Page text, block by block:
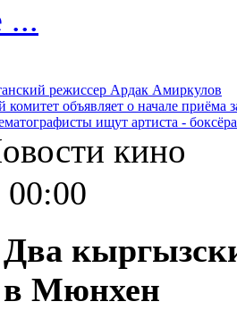
...
режиссер Ардак Амиркулов
объявляет о начале приёма
ищут артиста -
кино
00:00
Два
в Мюнхен